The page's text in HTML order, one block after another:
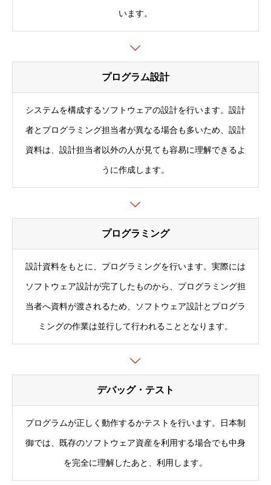
います。
プログラム設計
システムを構成するソフトウェアの設計を行います。設計
者とプログラミング担当者が異なる場合も多いため、設計
資料は、設計担当者以外の人が見ても容易に理解できるよ
うに作成します。
プログラミング
設計資料をもとに、プログラミングを行います。実際には
ソフトウェア設計が完了したものから、プログラミング担
当者へ資料が渡されるため、ソフトウェア設計とプログラ
ミングの作業は並行して行われることとなります。
デバッグ・テスト
プログラムが正しく動作するかテストを行います。日本制
御では、既存のソフトウェア資産を利用する場合でも中身
を完全に理解したあと、利用します。